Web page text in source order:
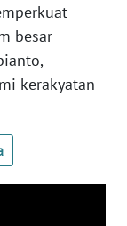
besar
kerakyatan